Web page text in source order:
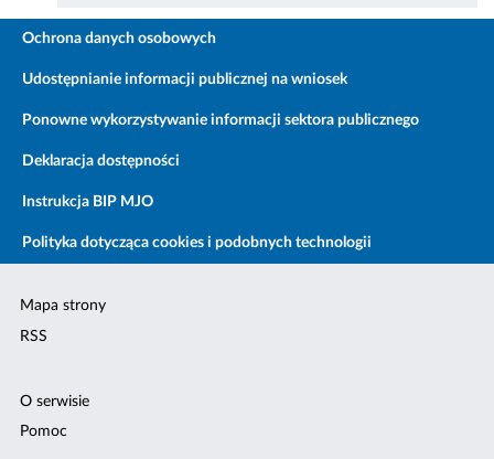
Ochrona danych osobowych
Udostępnianie informacji publicznej na wniosek
Ponowne wykorzystywanie informacji sektora publicznego
Deklaracja dostępności
Instrukcja BIP MJO
Polityka dotycząca cookies i podobnych technologii
Mapa strony
RSS
O serwisie
Pomoc